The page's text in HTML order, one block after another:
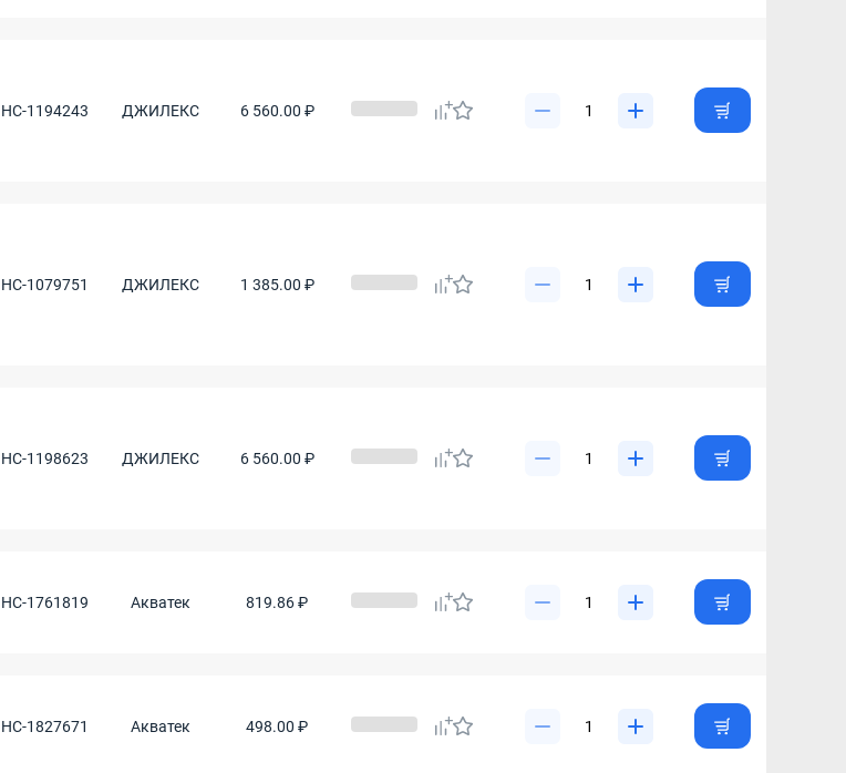
НС-1194243 ДЖИЛЕКС 6 560.00 ₽
НС-1079751 ДЖИЛЕКС 1 385.00 ₽
НС-1198623 ДЖИЛЕКС 6 560.00 ₽
НС-1761819 Акватек 819.86 ₽
НС-1827671 Акватек 498.00 ₽